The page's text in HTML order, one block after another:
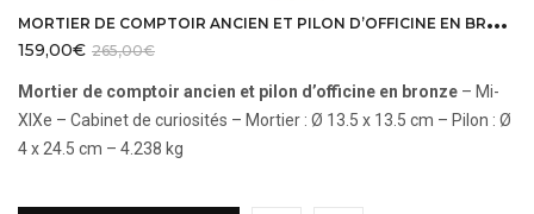
M
ORTIER DE COMPTOIR ANCIEN ET PILON D’OFFICINE EN BRONZE MI-XIXE
265,00€
159,00€
Mortier de comptoir ancien et pilon d’officine en bronze – Mi-
XIXe – Cabinet de curiosités – Mortier : Ø 13.5 x 13.5 cm – Pilon : Ø
4 x 24.5 cm – 4.238 kg